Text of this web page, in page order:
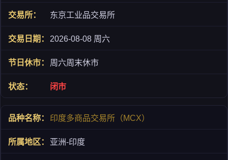
东京工业品交易所
2026-08-08 周六
周六周末休市
闭市
印度多商品交易所（MCX）
亚洲-印度